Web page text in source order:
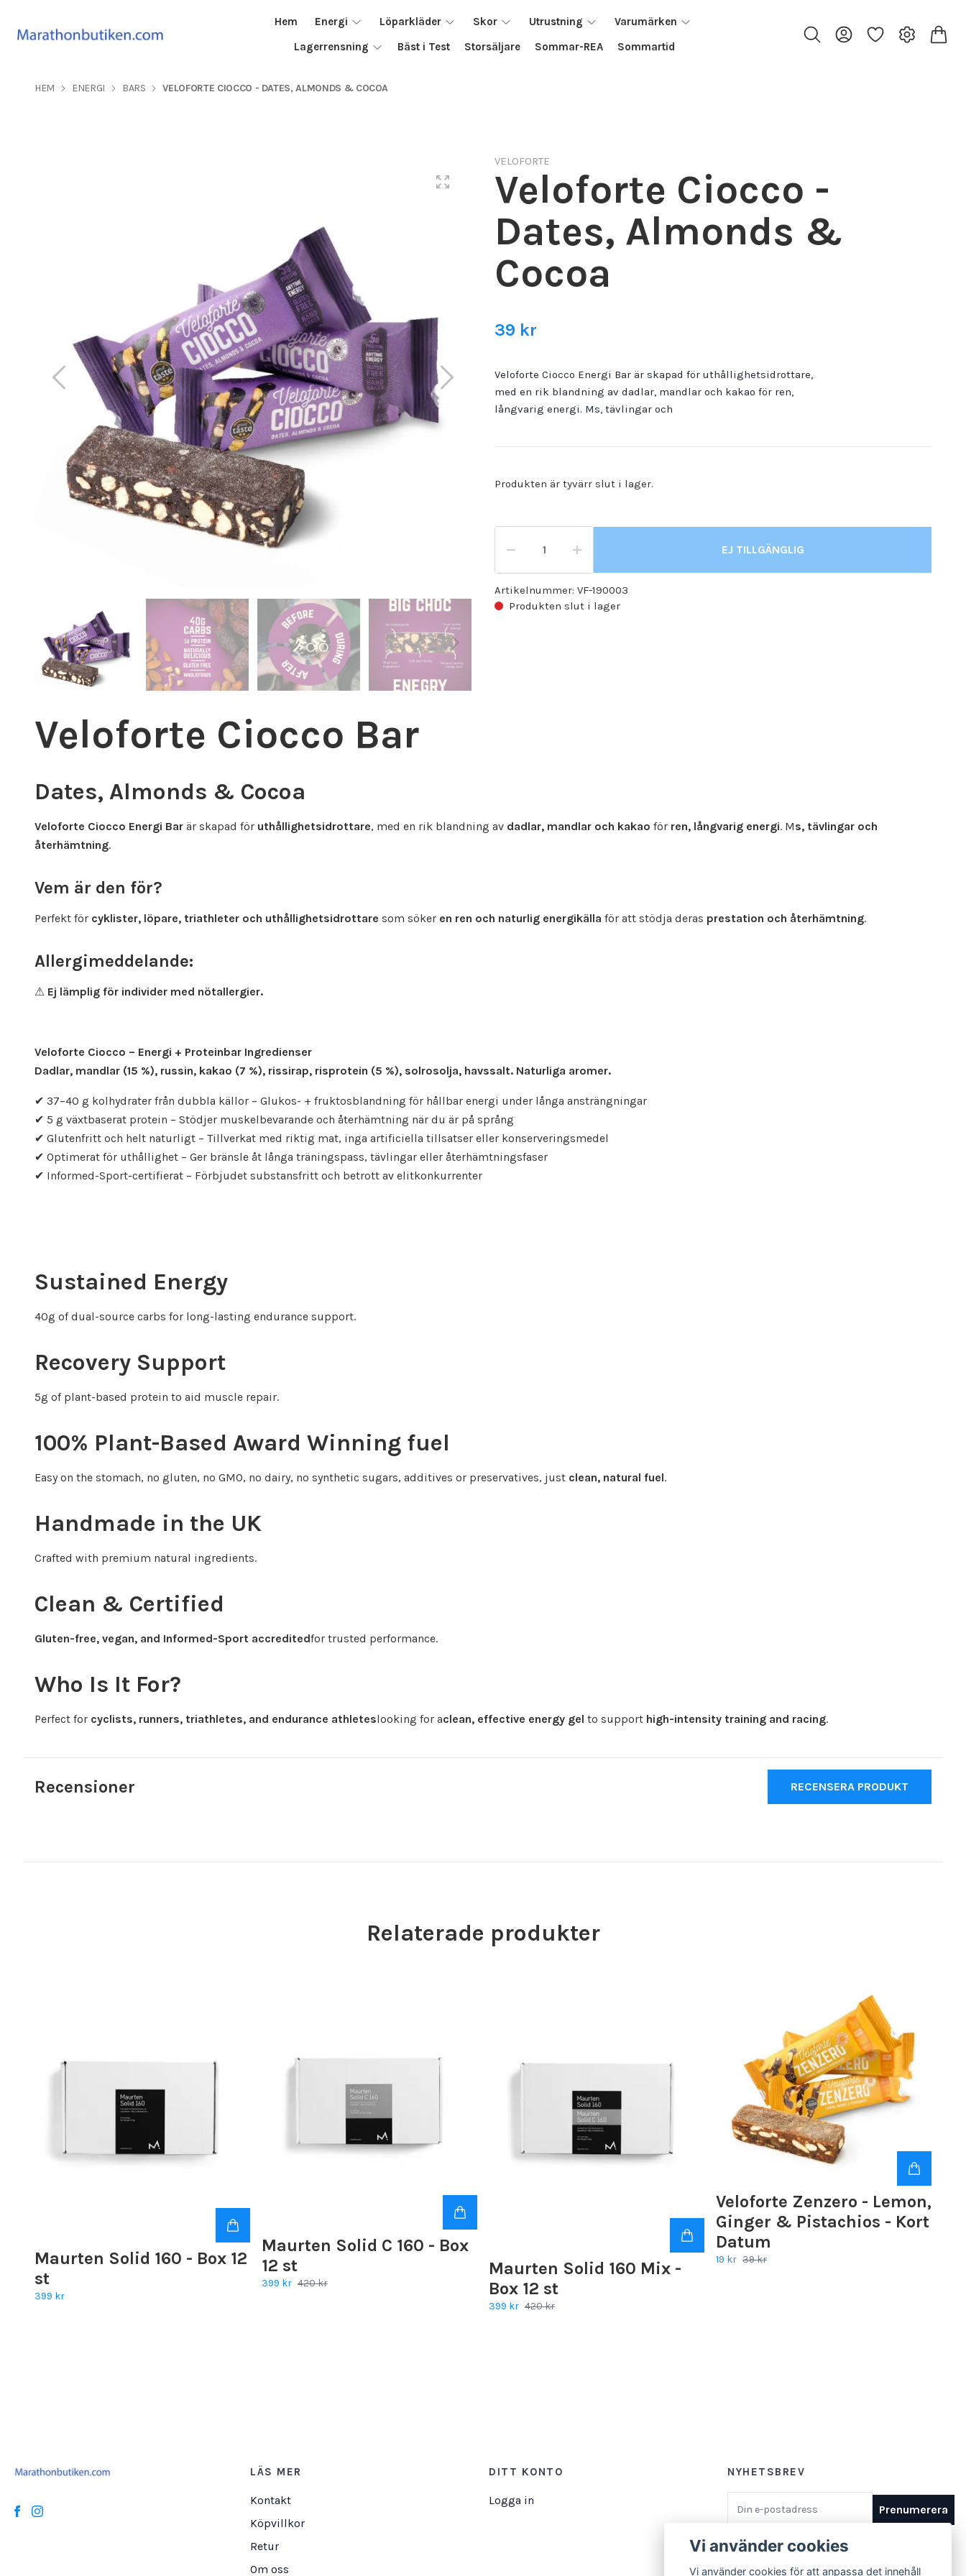
Hem Energi Löparkläder Skor Utrustning
Varumärken
Lagerrensning
Bäst i Test Storsäljare Sommar-REA Sommartid
HEM ENERGI BARS VELOFORTE CIOCCO - DATES, ALMONDS & COCOA
VELOFORTE
Veloforte Ciocco -
Dates, Almonds &
Cocoa
39 kr
Veloforte Ciocco Energi Bar är skapad för uthållighetsidrottare,
med en rik blandning av dadlar, mandlar och kakao för ren,
långvarig energi. Ms, tävlingar och
Produkten är tyvärr slut i lager.
EJ TILLGÄNGLIG
Artikelnummer: VF-190003
Produkten slut i lager
Veloforte Ciocco Bar
Dates, Almonds & Cocoa
Veloforte Ciocco Energi Bar är skapad för uthållighetsidrottare, med en rik blandning av dadlar, mandlar och kakao för ren, långvarig energi. Ms, tävlingar och
återhämtning.
Vem är den för?
Perfekt för cyklister, löpare, triathleter och uthållighetsidrottare som söker en ren och naturlig energikälla för att stödja deras prestation och återhämtning.
Allergimeddelande:
⚠ Ej lämplig för individer med nötallergier.
Veloforte Ciocco – Energi + Proteinbar Ingredienser
Dadlar, mandlar (15 %), russin, kakao (7 %), rissirap, risprotein (5 %), solrosolja, havssalt. Naturliga aromer.
✔ 37–40 g kolhydrater från dubbla källor – Glukos- + fruktosblandning för hållbar energi under långa ansträngningar
✔ 5 g växtbaserat protein – Stödjer muskelbevarande och återhämtning när du är på språng
✔ Glutenfritt och helt naturligt – Tillverkat med riktig mat, inga artificiella tillsatser eller konserveringsmedel
✔ Optimerat för uthållighet – Ger bränsle åt långa träningspass, tävlingar eller återhämtningsfaser
✔ Informed-Sport-certifierat – Förbjudet substansfritt och betrott av elitkonkurrenter
Sustained Energy
40g of dual-source carbs for long-lasting endurance support.
Recovery Support
5g of plant-based protein to aid muscle repair.
100% Plant-Based Award Winning fuel
Easy on the stomach, no gluten, no GMO, no dairy, no synthetic sugars, additives or preservatives, just clean, natural fuel.
Handmade in the UK
Crafted with premium natural ingredients.
Clean & Certified
Gluten-free, vegan, and Informed-Sport accreditedfor trusted performance.
Who Is It For?
Perfect for cyclists, runners, triathletes, and endurance athleteslooking for aclean, effective energy gel to support high-intensity training and racing.
Recensioner RECENSERA PRODUKT
Relaterade produkter
Maurten Solid 160 - Box 12
st
399 kr
Maurten Solid C 160 - Box
12 st
399 kr 420 kr
Maurten Solid 160 Mix -
Box 12 st
399 kr 420 kr
Veloforte Zenzero - Lemon,
Ginger & Pistachios - Kort
Datum
19 kr 39 kr
LÄS MER
Kontakt
Köpvillkor
Retur
Om oss
DITT KONTO
Logga in
NYHETSBREV
Prenumerera
Vi använder cookies
Vi använder cookies för att anpassa det innehåll